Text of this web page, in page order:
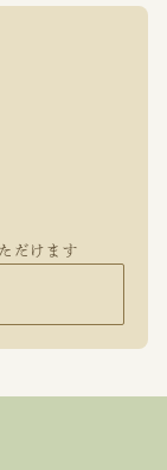
だけます